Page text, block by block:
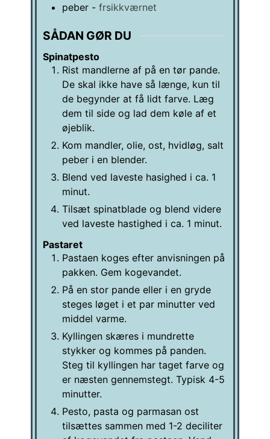
peber -frsikkværnet
SÅDAN GØR DU
Spinatpesto
Rist mandlerne af på en tør pande.
De skal ikke have så længe, kun til
de begynder at få lidt farve. Læg
dem til side og lad dem køle af et
øjeblik.
Kom mandler, olie, ost, hvidløg, salt
peber i en blender.
Blend ved laveste hasighed i ca. 1
minut.
Tilsæt spinatblade og blend videre
ved laveste hastighed i ca. 1 minut.
Pastaret
Pastaen koges efter anvisningen på
pakken. Gem kogevandet.
På en stor pande eller i en gryde
steges løget i et par minutter ved
middel varme.
Kyllingen skæres i mundrette
stykker og kommes på panden.
Steg til kyllingen har taget farve og
er næsten gennemstegt. Typisk 4-5
minutter.
Pesto, pasta og parmasan ost
tilsættes sammen med 1-2 deciliter